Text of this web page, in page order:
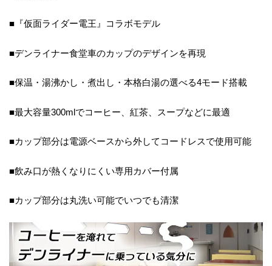
■『仮面ライダー電王』コラボモデル
■デンライナー食堂車のカップのデザインを再現
■保温・湯沸かし・煮出し・本格白湯の選べる4モード搭載
■最大容量300mlでコーヒー、紅茶、スープなどに最適
■カップ部分は電源ベースから外してコードレスで使用可能
■飲み口が熱くなりにくい専用カバー付属
■カップ部分は丸洗い可能でいつでも清潔